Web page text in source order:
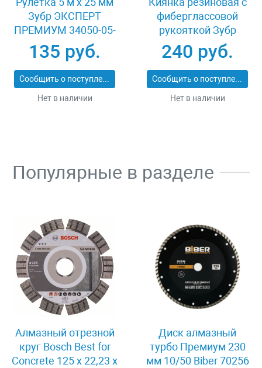
Зубр ЭКСПЕРТ
ПРЕМИУМ 34050-05-
25_z01
135 руб.
Сообщить о поступлении
Нет в наличии
фиберглассовой
рукояткой Зубр
ЭКСПЕРТ 2053-
60_z01
240 руб.
Сообщить о поступлении
Нет в наличии
Популярные в разделе
Алмазный отрезной
круг Bosch Best for
Concrete 125 x 22,23 x
Диск алмазный
турбо Премиум 230
мм 10/50 Biber 70256